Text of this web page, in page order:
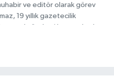
ve editör olarak görev
19 yıllık gazetecilik
yerel gündemi başta olmak
Editoryal sürece katkı sunan
doğruluk ve etik ilkeler